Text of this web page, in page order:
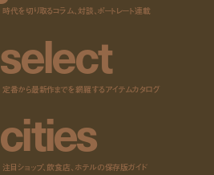
時代を切り取るコラム、対談、ポートレート連載
select
定番から最新作までを網羅するアイテムカタログ
cities
注目ショップ、飲食店、ホテルの保存版ガイド